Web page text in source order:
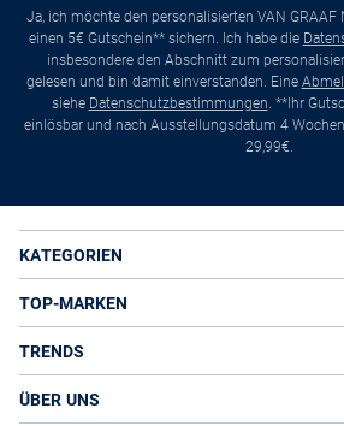
Ja, ich möchte den personalisierten VAN GRAAF
einen 5€ Gutschein** sichern. Ich habe die
insbesondere den Abschnitt zum
gelesen und bin damit einverstanden. Eine
siehe Datenschutzbestimmungen. **Ihr
einlösbar und nach Ausstellungsdatum 4
29,99€.
KATEGORIEN
TOP-MARKEN
TRENDS
ÜBER UNS